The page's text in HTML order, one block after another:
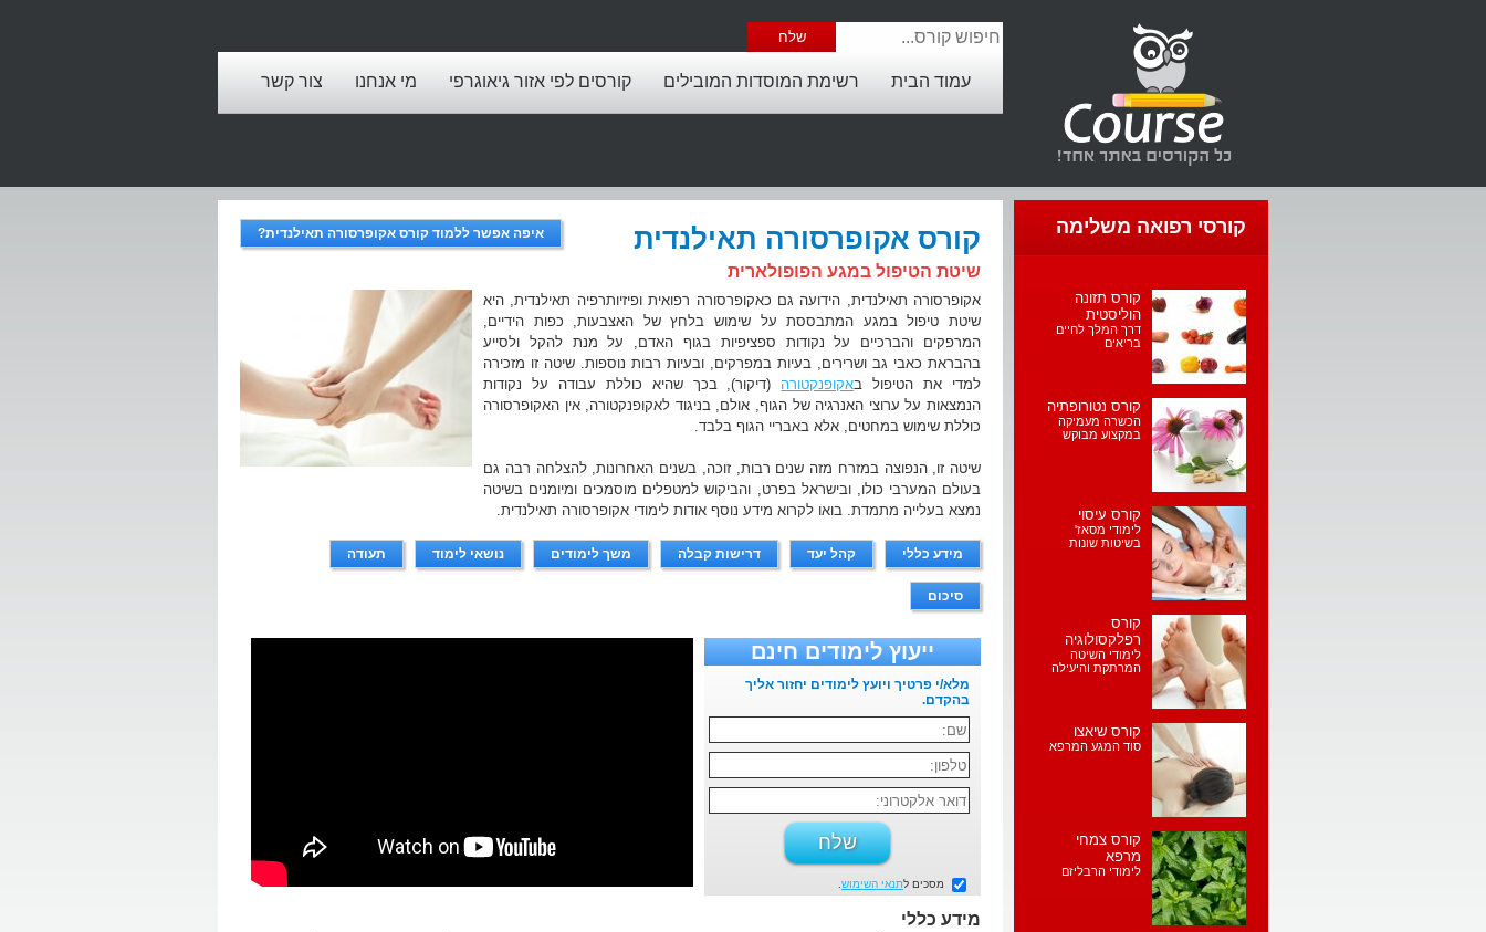
עמוד הבית רשימת המוסדות המובילים קורסים לפי אזור גיאוגרפי מי אנחנו צור קשר
קורסי רפואה משלימה
קורס תזונה
הוליסטית
דרך המלך לחיים
בריאים
קורס נטורופתיה
הכשרה מעמיקה
במקצוע מבוקש
קורס עיסוי
לימודי מסאז'
בשיטות שונות
קורס
רפלקסולוגיה
לימודי השיטה
המרתקת והיעילה
קורס שיאצו
סוד המגע המרפא
קורס צמחי
מרפא
לימודי הרבליזם
קורס אקופרסורה תאילנדית
שיטת הטיפול במגע הפופולארית
איפה אפשר ללמוד קורס אקופרסורה תאילנדית?
אקופרסורה תאילנדית, הידועה גם כאקופרסורה רפואית ופיזיותרפיה תאילנדית, היא
שיטת טיפול במגע המתבססת על שימוש בלחץ של האצבעות, כפות הידיים,
המרפקים והברכיים על נקודות ספציפיות בגוף האדם, על מנת להקל ולסייע
בהבראת כאבי גב ושרירים, בעיות במפרקים, ובעיות רבות נוספות. שיטה זו מזכירה
למדי את הטיפול באקופנקטורה (דיקור), בכך שהיא כוללת עבודה על נקודות
הנמצאות על ערוצי האנרגיה של הגוף, אולם, בניגוד לאקופנקטורה, אין האקופרסורה
כוללת שימוש במחטים, אלא באבריי הגוף בלבד.
שיטה זו, הנפוצה במזרח מזה שנים רבות, זוכה, בשנים האחרונות, להצלחה רבה גם
בעולם המערבי כולו, ובישראל בפרט, והביקוש למטפלים מוסמכים ומיומנים בשיטה
נמצא בעלייה מתמדת. בואו לקרוא מידע נוסף אודות לימודי אקופרסורה תאילנדית.
מידע כללי קהל יעד דרישות קבלה משך לימודים נושאי לימוד תעודה
סיכום
ייעוץ לימודים חינם
מלא/י פרטיך ויועץ לימודים יחזור אליך
בהקדם.
מסכים לתנאי השימוש
מידע כללי